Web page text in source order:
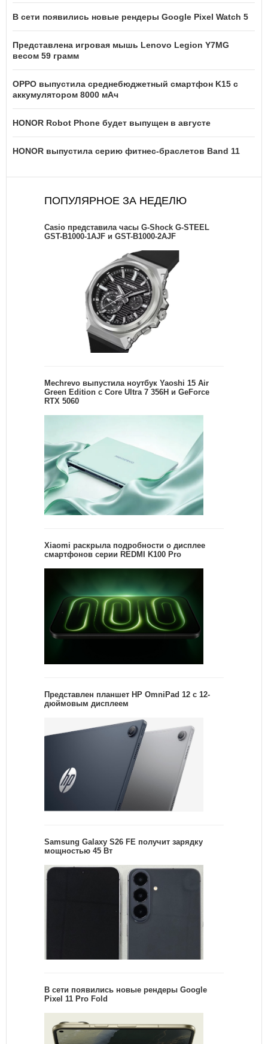
В сети появились новые рендеры Google Pixel Watch 5
Представлена игровая мышь Lenovo Legion Y7MG
весом 59 грамм
OPPO выпустила среднебюджетный смартфон K15 с
аккумулятором 8000 мАч
HONOR Robot Phone будет выпущен в августе
HONOR выпустила серию фитнес-браслетов Band 11
ПОПУЛЯРНОЕ ЗА НЕДЕЛЮ
Casio представила часы G-Shock G-STEEL
GST-B1000-1AJF и GST-B1000-2AJF
Mechrevo выпустила ноутбук Yaoshi 15 Air
Green Edition с Core Ultra 7 356H и GeForce
RTX 5060
Xiaomi раскрыла подробности о дисплее
смартфонов серии REDMI K100 Pro
Представлен планшет HP OmniPad 12 с 12-
дюймовым дисплеем
Samsung Galaxy S26 FE получит зарядку
мощностью 45 Вт
В сети появились новые рендеры Google
Pixel 11 Pro Fold